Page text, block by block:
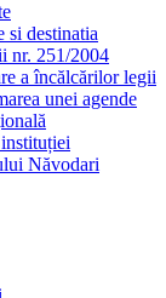
si destinatia
nr. 251/2004
a încălcărilor legii
unei agende
Năvodari